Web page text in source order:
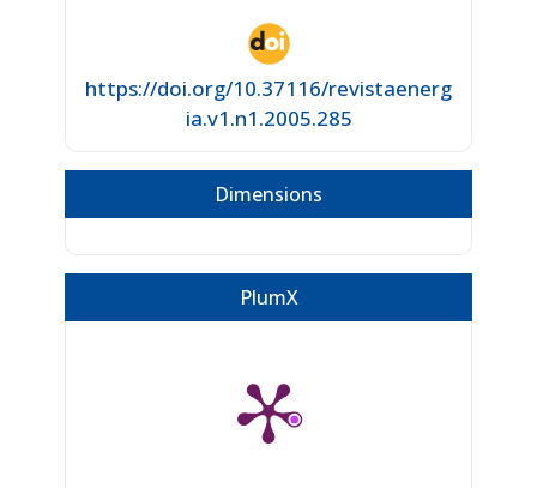
https://doi.org/10.37116/revistaenerg
ia.v1.n1.2005.285
Dimensions
PlumX